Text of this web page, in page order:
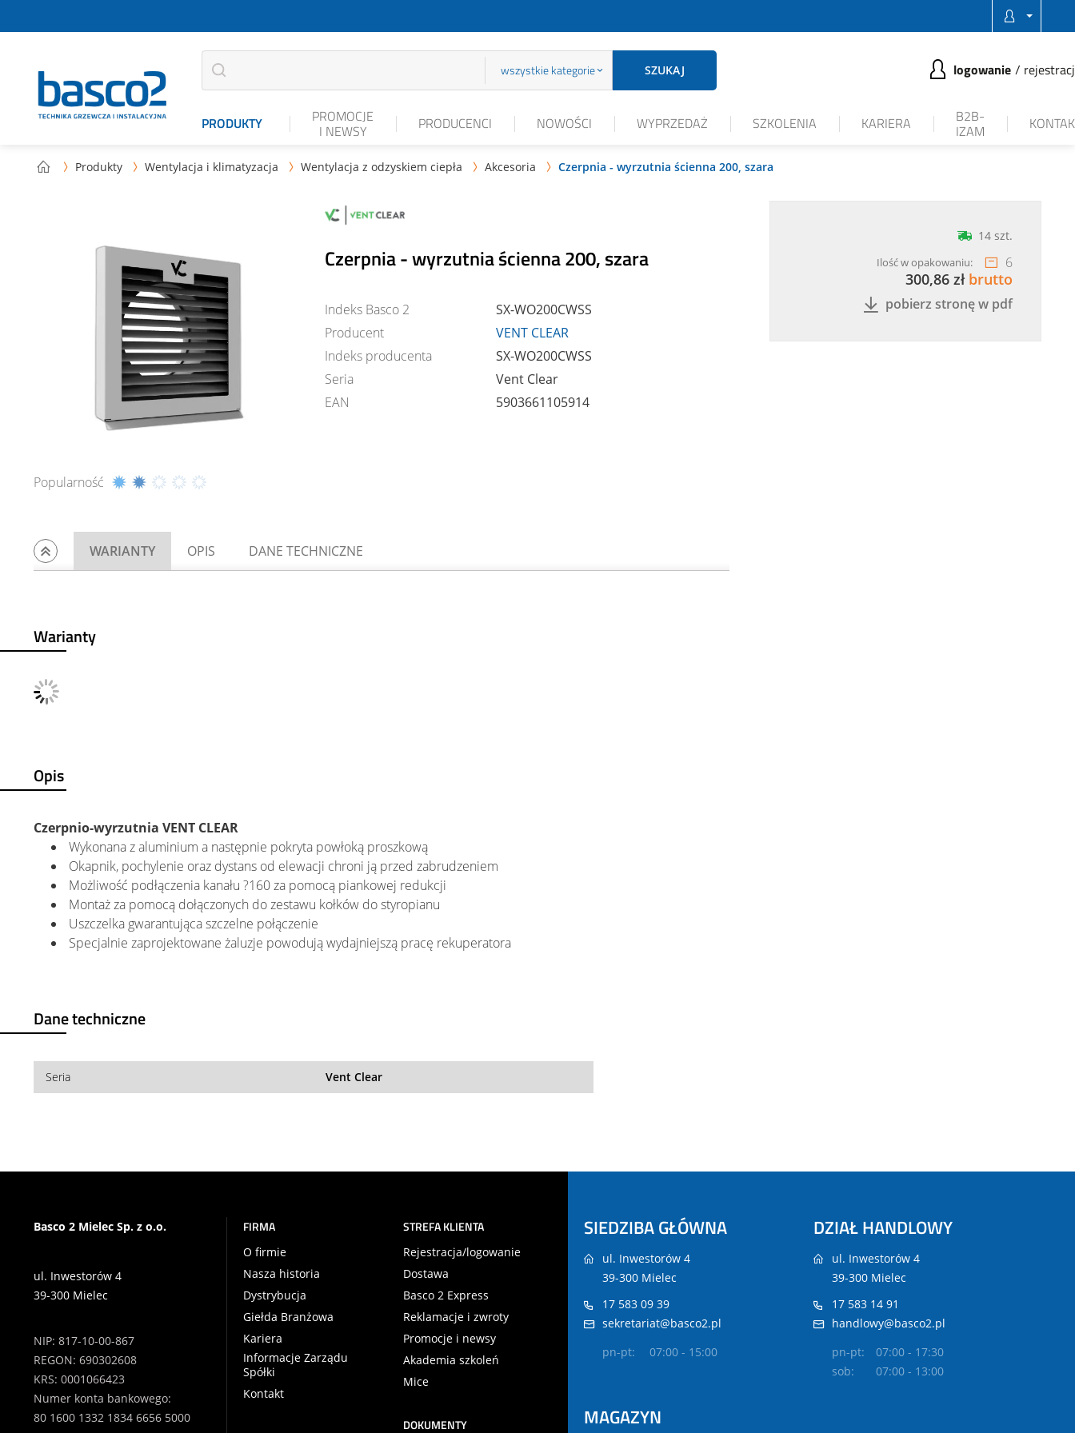
wszystkie kategorie SZUKAJ logowanie
PRODUKTY PROMOCJE
I NEWSY PRODUCENCI NOWOŚCI WYPRZEDAŻ SZKOLENIA KARIERA B2B-
IZAM
 Produkty  Wentylacja i klimatyzacja  Wentylacja z odzyskiem ciepła  Akcesoria  Czerpnia - wyrzutnia ścienna 200, szara
Popularność
Czerpnia - wyrzutnia ścienna 200, szara
Indeks Basco 2
SX-WO200CWSS
Producent
VENT CLEAR
Indeks producenta
SX-WO200CWSS
Seria
Vent Clear
EAN
5903661105914
14 szt.
Ilość w opakowaniu: 6
300,86 zł brutto
pobierz stronę w pdf
WARIANTY OPIS DANE TECHNICZNE
Warianty
Opis
Czerpnio-wyrzutnia VENT CLEAR
Wykonana z aluminium a następnie pokryta powłoką proszkową
Okapnik, pochylenie oraz dystans od elewacji chroni ją przed zabrudzeniem
Możliwość podłączenia kanału ?160 za pomocą piankowej redukcji
Montaż za pomocą dołączonych do zestawu kołków do styropianu
Uszczelka gwarantująca szczelne połączenie
Specjalnie zaprojektowane żaluzje powodują wydajniejszą pracę rekuperatora
Dane techniczne
Seria Vent Clear
Basco 2 Mielec Sp. z o.o.
ul. Inwestorów 4
39-300 Mielec
NIP: 817-10-00-867
REGON: 690302608
KRS: 0001066423
Numer konta bankowego:
80 1600 1332 1834 6656 5000
FIRMA
O firmie
Nasza historia
Dystrybucja
Giełda Branżowa
Kariera
Informacje Zarządu
Spółki
Kontakt
STREFA KLIENTA
Rejestracja/logowanie
Dostawa
Basco 2 Express
Reklamacje i zwroty
Promocje i newsy
Akademia szkoleń
Mice
DOKUMENTY
SIEDZIBA GŁÓWNA
ul. Inwestorów 4
39-300 Mielec
17 583 09 39
sekretariat@basco2.pl
pn-pt:
07:00 - 15:00
DZIAŁ HANDLOWY
ul. Inwestorów 4
39-300 Mielec
17 583 14 91
handlowy@basco2.pl
pn-pt:
07:00 - 17:30
sob:
07:00 - 13:00
MAGAZYN